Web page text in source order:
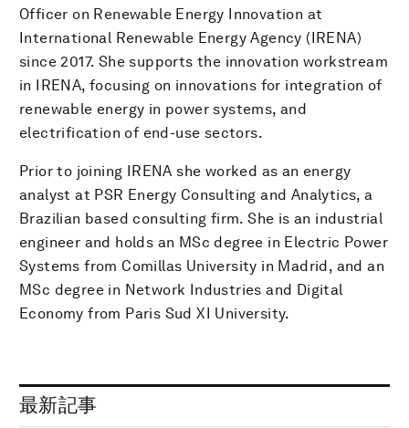
Officer on Renewable Energy Innovation at
International Renewable Energy Agency (IRENA)
since 2017. She supports the innovation workstream
in IRENA, focusing on innovations for integration of
renewable energy in power systems, and
electrification of end-use sectors.
Prior to joining IRENA she worked as an energy
analyst at PSR Energy Consulting and Analytics, a
Brazilian based consulting firm. She is an industrial
engineer and holds an MSc degree in Electric Power
Systems from Comillas University in Madrid, and an
MSc degree in Network Industries and Digital
Economy from Paris Sud XI University.
最新記事